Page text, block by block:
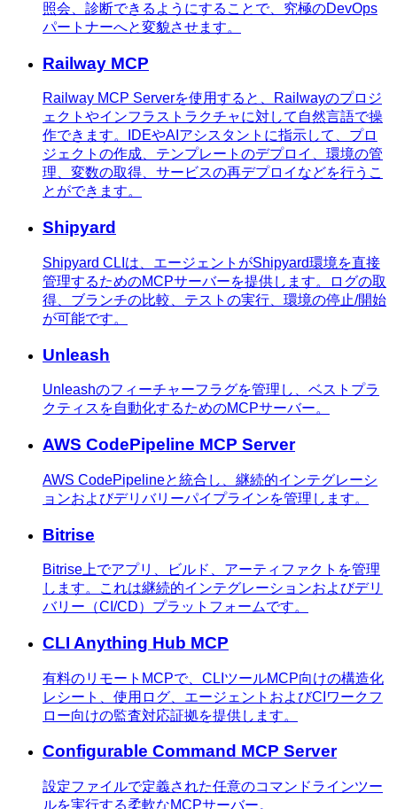
照会、診断できるようにすることで、究極のDevOps
パートナーへと変貌させます。
Railway MCP
Railway MCP Serverを使用すると、Railwayのプロジ
ェクトやインフラストラクチャに対して自然言語で操
作できます。IDEやAIアシスタントに指示して、プロ
ジェクトの作成、テンプレートのデプロイ、環境の管
理、変数の取得、サービスの再デプロイなどを行うこ
とができます。
Shipyard
Shipyard CLIは、エージェントがShipyard環境を直接
管理するためのMCPサーバーを提供します。ログの取
得、ブランチの比較、テストの実行、環境の停止/開始
が可能です。
Unleash
Unleashのフィーチャーフラグを管理し、ベストプラ
クティスを自動化するためのMCPサーバー。
AWS CodePipeline MCP Server
AWS CodePipelineと統合し、継続的インテグレーシ
ョンおよびデリバリーパイプラインを管理します。
Bitrise
Bitrise上でアプリ、ビルド、アーティファクトを管理
します。これは継続的インテグレーションおよびデリ
バリー（CI/CD）プラットフォームです。
CLI Anything Hub MCP
有料のリモートMCPで、CLIツールMCP向けの構造化
レシート、使用ログ、エージェントおよびCIワークフ
ロー向けの監査対応証拠を提供します。
Configurable Command MCP Server
設定ファイルで定義された任意のコマンドラインツー
ルを実行する柔軟なMCPサーバー。